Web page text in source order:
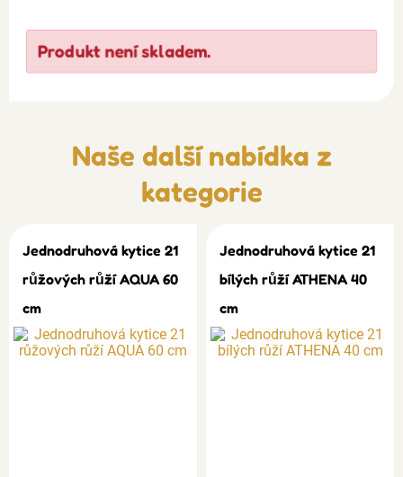
Produkt není skladem.
Naše další nabídka z
kategorie
Jednodruhová kytice 21
růžových růží AQUA 60
cm
Jednodruhová kytice 21
bílých růží ATHENA 40
cm